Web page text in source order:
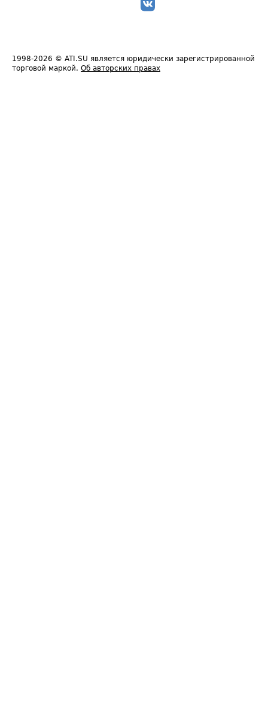
1998-2026 © ATI.SU является юридически зарегистрированной
торговой маркой. Об авторских правах